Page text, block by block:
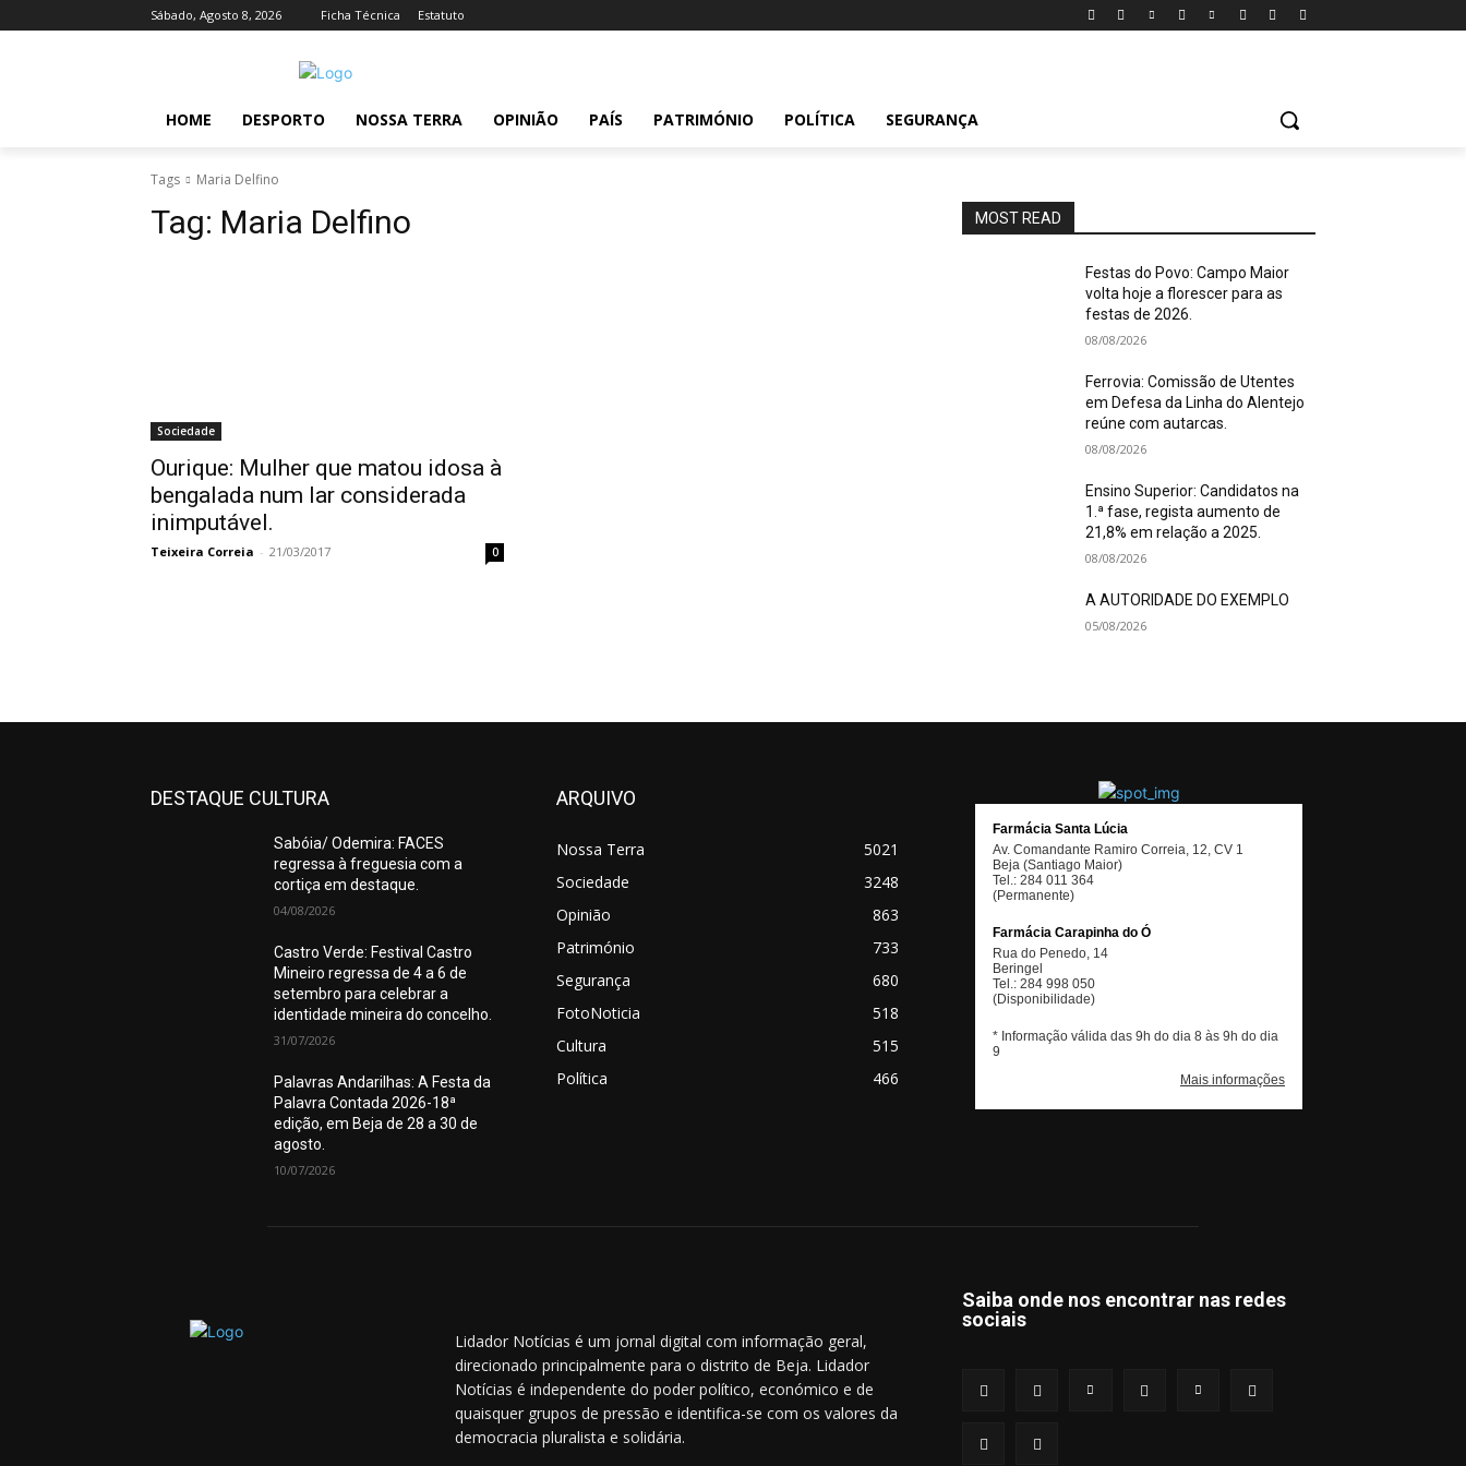
Sábado, Agosto 8, 2026 Ficha Técnica Estatuto
HOME DESPORTO NOSSA TERRA OPINIÃO PAÍS PATRIMÓNIO POLÍTICA SEGURANÇA
Tags Maria Delfino
Tag: Maria Delfino
Sociedade
Ourique: Mulher que matou idosa à
bengalada num lar considerada
inimputável.
Teixeira Correia - 21/03/2017 0
MOST READ
Festas do Povo: Campo Maior
volta hoje a florescer para as
festas de 2026.
08/08/2026
Ferrovia: Comissão de Utentes
em Defesa da Linha do Alentejo
reúne com autarcas.
08/08/2026
Ensino Superior: Candidatos na
1.ª fase, regista aumento de
21,8% em relação a 2025.
08/08/2026
A AUTORIDADE DO EXEMPLO
05/08/2026
DESTAQUE CULTURA
Sabóia/ Odemira: FACES
regressa à freguesia com a
cortiça em destaque.
04/08/2026
Castro Verde: Festival Castro
Mineiro regressa de 4 a 6 de
setembro para celebrar a
identidade mineira do concelho.
31/07/2026
Palavras Andarilhas: A Festa da
Palavra Contada 2026-18ª
edição, em Beja de 28 a 30 de
agosto.
10/07/2026
ARQUIVO
Nossa Terra
5021
Sociedade
3248
Opinião
863
Património
733
Segurança
680
FotoNoticia
518
Cultura
515
Política
466
Lidador Notícias é um jornal digital com informação geral,
direcionado principalmente para o distrito de Beja. Lidador
Notícias é independente do poder político, económico e de
quaisquer grupos de pressão e identifica-se com os valores da
democracia pluralista e solidária.
Saiba onde nos encontrar nas redes
sociais